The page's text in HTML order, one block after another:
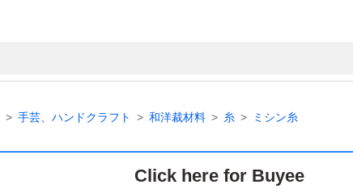
手芸、ハンドクラフト 和洋裁材料 糸 ミシン糸
Click here for Buyee